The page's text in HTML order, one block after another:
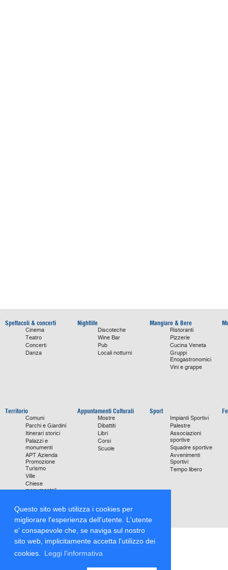
Questo sito web utilizza i cookies per
migliorare l'esperienza dell'utente. L'utente
e' consapevole che, se naviga sul nostro
sito web, implicitamente accetta l'utilizzo dei
cookies.
Leggi l'informativa
Spettacoli & concerti
Cinema
Teatro
Concerti
Danza
Nightlife
Discoteche
Wine Bar
Pub
Locali notturni
Mangiare & Bere
Ristoranti
Pizzerie
Cucina Veneta
Gruppi
Enogastronomici
Vini e grappe
Territorio
Comuni
Parchi e Giardini
Itinerari storici
Palazzi e
monumenti
APT Azienda
Promozione
Turismo
Ville
Chiese
monumentali
Focus on
Appuntamenti Culturali
Mostre
Dibattiti
Libri
Corsi
Scuole
Sport
Impianti Sportivi
Palestre
Associazioni
sportive
Squadre sportive
Avvenimenti
Sportivi
Tempo libero